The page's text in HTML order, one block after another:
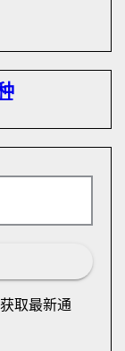
取最新通